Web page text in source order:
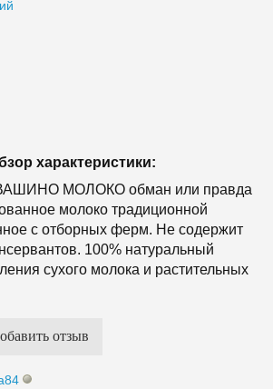
характеристики:
МОЛОКО обман или правда
молоко традиционной
с отборных ферм. Не содержит
100% натуральный
сухого молока и растительных
отзыв